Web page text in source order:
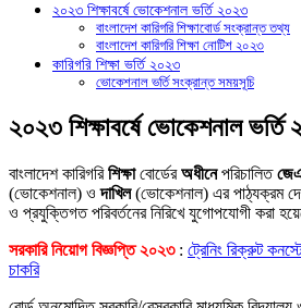
২০২৩ শিক্ষাবর্ষে ভোকেশনাল ভর্তি ২০২৩
বাংলাদেশ কারিগরি শিক্ষাবোর্ড সংক্রান্ত তথ্য
বাংলাদেশ কারিগরি শিক্ষা নোটিশ ২০২৩
কারিগরি শিক্ষা ভর্তি ২০২৩
ভোকেশনাল ভর্তি সংক্রান্ত সময়সূচি
২০২৩ শিক্ষাবর্ষে ভোকেশনাল ভর্তি
বাংলাদেশ কারিগরিশিক্ষাবোর্ডেরঅধীনেপরিচালিত
(ভোকেশনাল) ওদাখিল(ভোকেশনাল) এর পাঠ্যক্রম দেশ-
ও প্রযুক্তিগত পরিবর্তনের নিরিখে যুগোপযোগী করা
সরকারি নিয়োগ বিজ্ঞপ্তি ২০২৩: ট্রেনিং রিক্রুট
চাকরি